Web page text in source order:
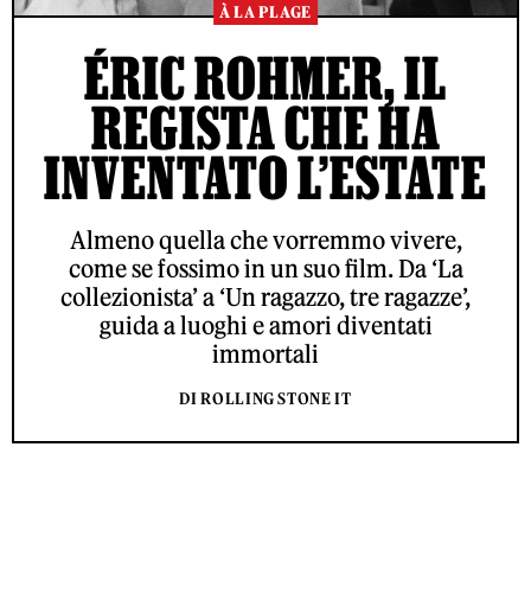
À LA PLAGE
ÉRIC ROHMER, IL
REGISTA CHE HA
INVENTATO L’ESTATE
Almeno quella che vorremmo vivere,
come se fossimo in un suo film. Da ‘La
collezionista’ a ‘Un ragazzo, tre ragazze’,
guida a luoghi e amori diventati
immortali
DI ROLLING STONE IT